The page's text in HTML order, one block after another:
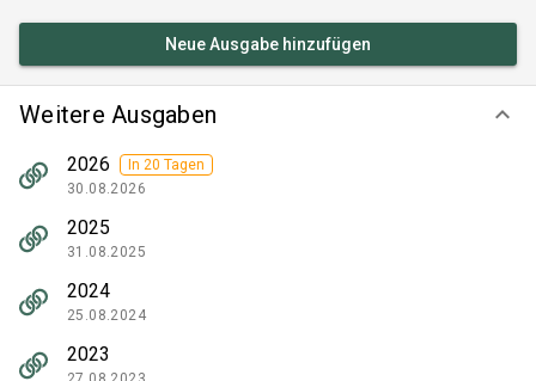
Neue Ausgabe hinzufügen
Weitere Ausgaben keyboard_arrow_down
2026
In 20 Tagen
30.08.2026
2025
31.08.2025
2024
25.08.2024
2023